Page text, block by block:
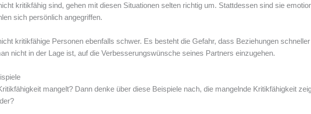
kritikfähig sind, gehen mit diesen Situationen selten richtig um. Stattdessen sind sie
sich persönlich angegriffen.
kritikfähige Personen ebenfalls schwer. Es besteht die Gefahr, dass Beziehungen
nicht in der Lage ist, auf die Verbesserungswünsche seines Partners einzugehen.
mangelt? Dann denke über diese Beispiele nach, die mangelnde Kritikfähigkeit